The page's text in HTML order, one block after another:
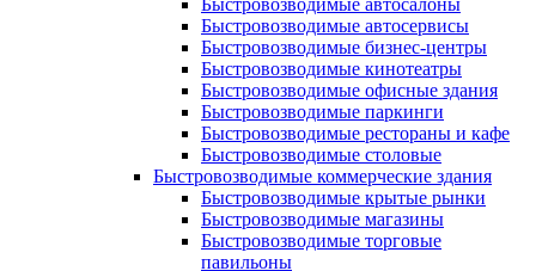
Быстровозводимые автосалоны
Быстровозводимые автосервисы
Быстровозводимые бизнес-центры
Быстровозводимые кинотеатры
Быстровозводимые офисные здания
Быстровозводимые паркинги
Быстровозводимые рестораны и кафе
Быстровозводимые столовые
Быстровозводимые коммерческие здания
Быстровозводимые крытые рынки
Быстровозводимые магазины
Быстровозводимые торговые
павильоны